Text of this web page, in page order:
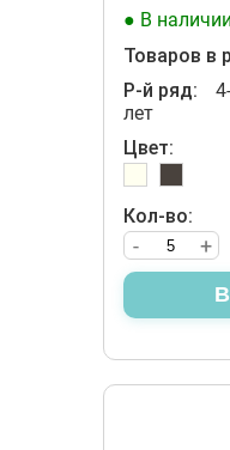
● В наличии
Товаров в
Р-й ряд:
лет
Цвет:
Кол-во:
+
-